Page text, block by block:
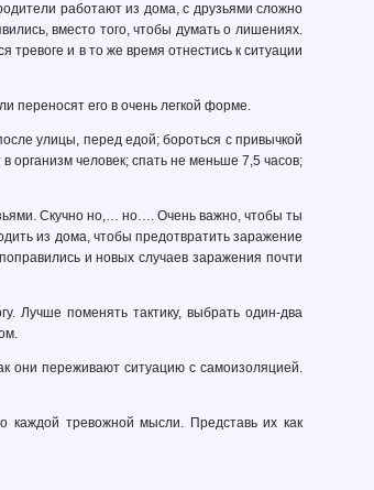
работают из дома, с друзьями сложно
вместо того, чтобы думать о лишениях.
и в то же время отнестись к ситуации
переносят его в очень легкой форме.
улицы, перед едой; бороться с привычкой
организм человек; спать не меньше 7,5 часов;
Скучно но,… но…. Очень важно, чтобы ты
из дома, чтобы предотвратить заражение
и новых случаев заражения почти
Лучше поменять тактику, выбрать один-два
они переживают ситуацию с самоизоляцией.
каждой тревожной мысли. Представь их как